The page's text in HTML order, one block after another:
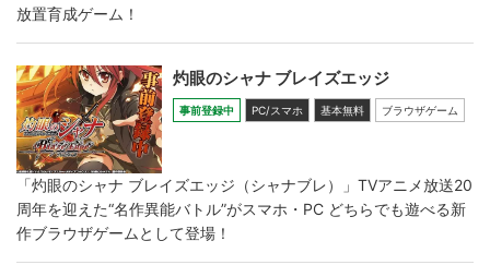
放置育成ゲーム！
灼眼のシャナ ブレイズエッジ
事前登録中 PC/スマホ 基本無料 ブラウザゲーム
「灼眼のシャナ ブレイズエッジ（シャナブレ）」TVアニメ放送20
周年を迎えた“名作異能バトル”がスマホ・PC どちらでも遊べる新
作ブラウザゲームとして登場！